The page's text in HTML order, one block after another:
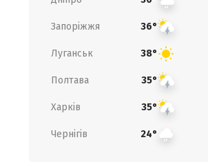
Запоріжжя 36°
Луганськ 38°
Полтава 35°
Харків 35°
Чернігів 24°